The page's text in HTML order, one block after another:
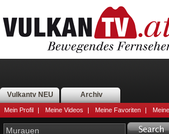
Vulkantv NEU Archiv
Mein Profil | Meine Videos | Meine Favoriten |